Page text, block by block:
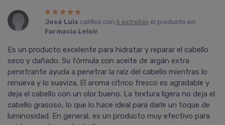
José Luis calificó con 5 estrellas el producto en
Farmacia Leloir.
Es un producto excelente para hidratar y reparar el cabello
seco y dañado. Su fórmula con aceite de argán extra
penetrante ayuda a penetrar la raíz del cabello mientras lo
renueva y lo suaviza. El aroma cítrico fresco es agradable y
deja el cabello con un olor bueno. La textura ligera no deja el
cabello grasoso, lo que lo hace ideal para darle un toque de
luminosidad. En general, es un producto muy efectivo para